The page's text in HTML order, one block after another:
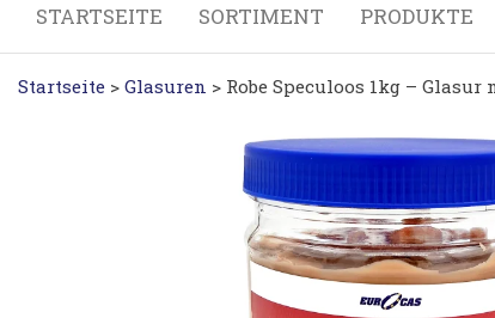
STARTSEITE SORTIMENT PRODUKTE
Startseite > Glasuren > Robe Speculoos 1kg –